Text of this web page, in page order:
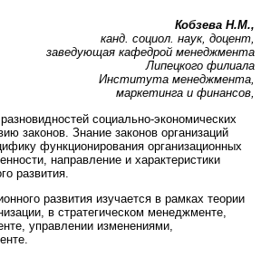
Кобзева Н.М.,
канд. социол. наук, доцент,
заведующая кафедрой менеджмента
Липецкого филиала
Института менеджмента,
маркетинга и финансов,
социально-экономических
законов. Знание законов организаций
функционирования организационных
направление и характеристики
развития.
развития изучается в рамках теории
в стратегическом менеджменте,
управлении изменениями,